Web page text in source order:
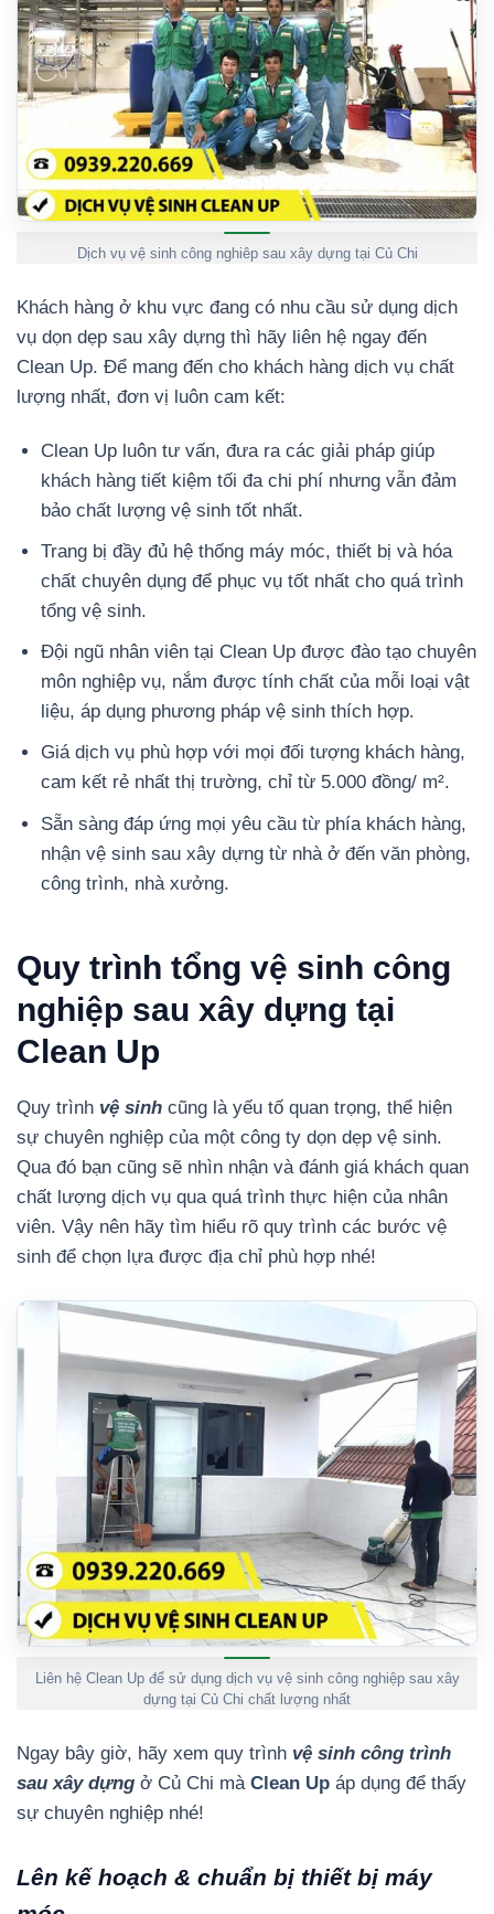
Dịch vụ vệ sinh công nghiêp sau xây dựng tại Củ Chi
Khách hàng ở khu vực đang có nhu cầu sử dụng dịch
vụ dọn dẹp sau xây dựng thì hãy liên hệ ngay đến
Clean Up. Để mang đến cho khách hàng dịch vụ chất
lượng nhất, đơn vị luôn cam kết:
Clean Up luôn tư vấn, đưa ra các giải pháp giúp
khách hàng tiết kiệm tối đa chi phí nhưng vẫn đảm
bảo chất lượng vệ sinh tốt nhất.
Trang bị đầy đủ hệ thống máy móc, thiết bị và hóa
chất chuyên dụng để phục vụ tốt nhất cho quá trình
tổng vệ sinh.
Đội ngũ nhân viên tại Clean Up được đào tạo chuyên
môn nghiệp vụ, nắm được tính chất của mỗi loại vật
liệu, áp dụng phương pháp vệ sinh thích hợp.
Giá dịch vụ phù hợp với mọi đối tượng khách hàng,
cam kết rẻ nhất thị trường, chỉ từ 5.000 đồng/ m².
Sẵn sàng đáp ứng mọi yêu cầu từ phía khách hàng,
nhận vệ sinh sau xây dựng từ nhà ở đến văn phòng,
công trình, nhà xưởng.
Quy trình tổng vệ sinh công
nghiệp sau xây dựng tại
Clean Up
Quy trình vệ sinh cũng là yếu tố quan trọng, thể hiện
sự chuyên nghiệp của một công ty dọn dẹp vệ sinh.
Qua đó bạn cũng sẽ nhìn nhận và đánh giá khách quan
chất lượng dịch vụ qua quá trình thực hiện của nhân
viên. Vậy nên hãy tìm hiểu rõ quy trình các bước vệ
sinh để chọn lựa được địa chỉ phù hợp nhé!
Liên hệ Clean Up để sử dụng dịch vụ vệ sinh công nghiệp sau xây
dựng tại Củ Chi chất lượng nhất
Ngay bây giờ, hãy xem quy trình vệ sinh công trình
sau xây dựng ở Củ Chi mà Clean Up áp dụng để thấy
sự chuyên nghiệp nhé!
Lên kế hoạch & chuẩn bị thiết bị máy